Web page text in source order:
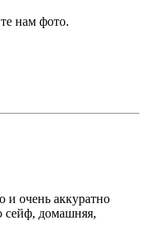
нам фото.
очень аккуратно
сейф, домашняя,